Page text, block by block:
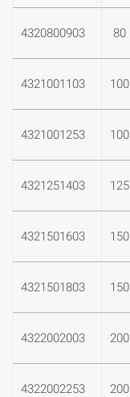
4320800903 80
4321001103 100
4321001253 100
4321251403 125
4321501603 150
4321501803 150
4322002003 200
4322002253 200